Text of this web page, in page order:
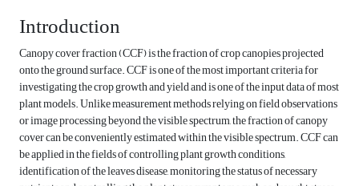
Introduction
Canopy cover fraction (CCF) is the fraction of crop canopies projected
onto the ground surface. CCF is one of the most important criteria for
investigating the crop growth and yield and is one of the input data of ‎most
plant models.‎‏ ‏Unlike measurement methods relying on field observations
or image processing beyond the visible spectrum, the ‎fraction of canopy
cover can be conveniently estimated within the visible spectrum. CCF can
be applied‏ ‏in the fields of controlling plant growth conditions,
identification of the ‎leaves disease, ‎monitoring the status of necessary